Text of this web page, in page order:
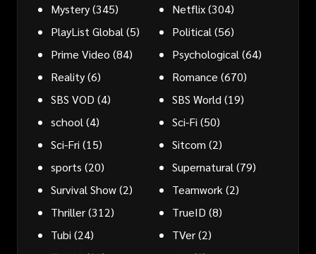
Mystery(345) Netflix(304)
PlayList Global (5) Political (56)
Prime Video (84) Psychological (64)
Reality(6) Romance (670)
SBS VOD (4) SBS World (19)
school (4) Sci-Fi (50)
Sci-Fri (15) Sitcom (2)
sports (20) Supernatural (79)
Survival Show(2) Teamwork (2)
Thriller(312) TrueID (8)
Tubi (24) TVer(2)